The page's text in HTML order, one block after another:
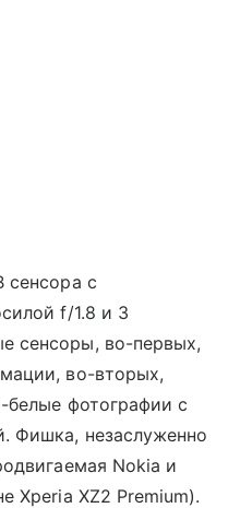
сенсора с
f/1.8 и 3
сенсоры, во-первых,
во-вторых,
белые фотографии с
Фишка, незаслуженно
Nokia и
Xperia XZ2 Premium).